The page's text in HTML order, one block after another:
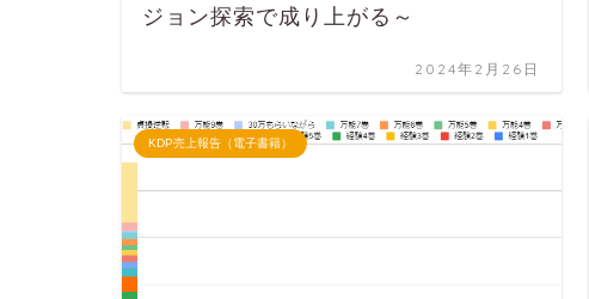
ジョン探索で成り上がる～
2024年2月26日
KDP売上報告（電子書籍）